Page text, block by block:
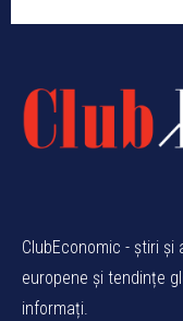
ClubEconomic - știri
europene și tendințe
informați.